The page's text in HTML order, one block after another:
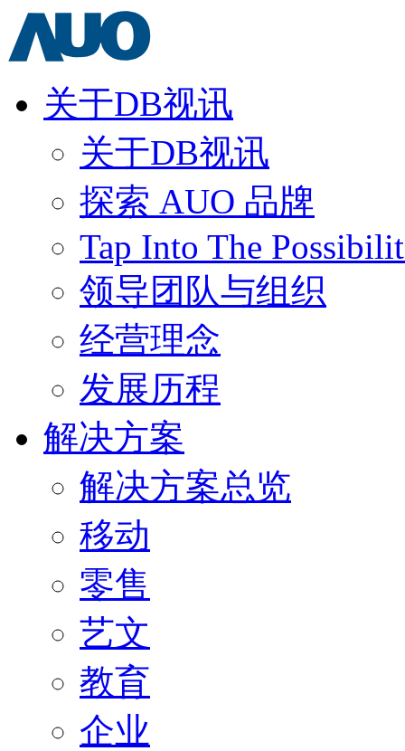
关于DB视讯
关于DB视讯
探索 AUO 品牌
Tap Into The
领导团队与组织
经营理念
发展历程
解决方案
解决方案总览
移动
零售
艺文
教育
企业